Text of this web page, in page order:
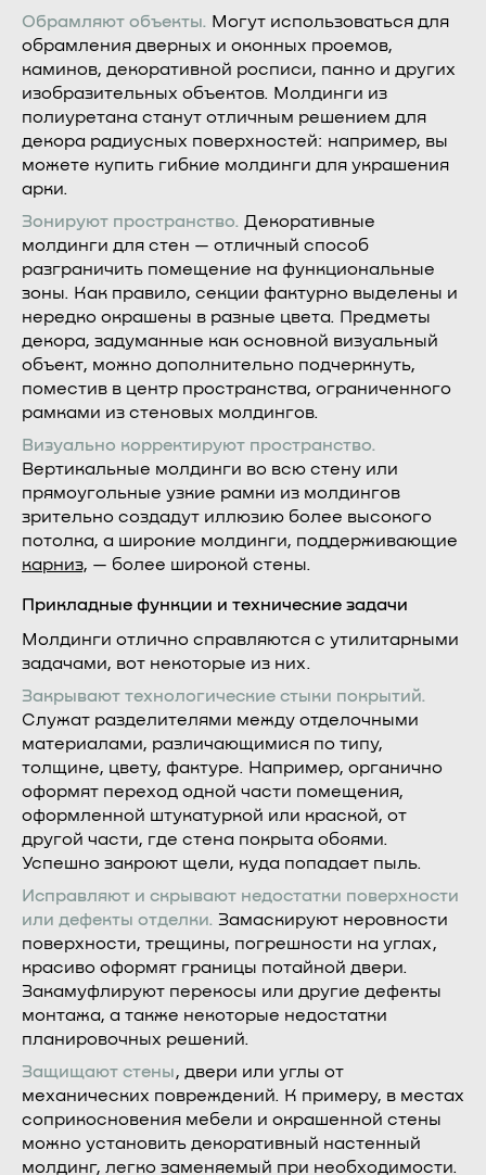
Обрамляют объекты. Могут использоваться для
обрамления дверных и оконных проемов,
каминов, декоративной росписи, панно и других
изобразительных объектов. Молдинги из
полиуретана станут отличным решением для
декора радиусных поверхностей: например, вы
можете купить гибкие молдинги для украшения
арки.
Зонируют пространство. Декоративные
молдинги для стен — отличный способ
разграничить помещение на функциональные
зоны. Как правило, секции фактурно выделены и
нередко окрашены в разные цвета. Предметы
декора, задуманные как основной визуальный
объект, можно дополнительно подчеркнуть,
поместив в центр пространства, ограниченного
рамками из стеновых молдингов.
Визуально корректируют пространство.
Вертикальные молдинги во всю стену или
прямоугольные узкие рамки из молдингов
зрительно создадут иллюзию более высокого
потолка, а широкие молдинги, поддерживающие
карниз, — более широкой стены.
Прикладные функции и технические задачи
Молдинги отлично справляются с утилитарными
задачами, вот некоторые из них.
Закрывают технологические стыки покрытий.
Служат разделителями между отделочными
материалами, различающимися по типу,
толщине, цвету, фактуре. Например, органично
оформят переход одной части помещения,
оформленной штукатуркой или краской, от
другой части, где стена покрыта обоями.
Успешно закроют щели, куда попадает пыль.
Исправляют и скрывают недостатки поверхности
или дефекты отделки. Замаскируют неровности
поверхности, трещины, погрешности на углах,
красиво оформят границы потайной двери.
Закамуфлируют перекосы или другие дефекты
монтажа, а также некоторые недостатки
планировочных решений.
Защищают стены, двери или углы от
механических повреждений. К примеру, в местах
соприкосновения мебели и окрашенной стены
можно установить декоративный настенный
молдинг, легко заменяемый при необходимости.